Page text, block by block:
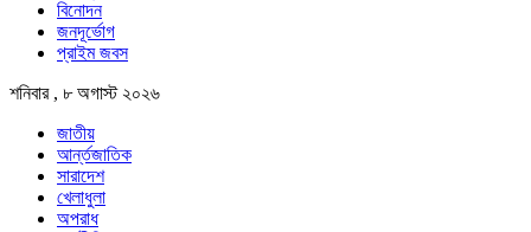
বিনোদন
জনদূর্ভোগ
প্রাইম জবস
শনিবার , ৮ অগাস্ট ২০২৬
জাতীয়
আর্ন্তজাতিক
সারাদেশ
খেলাধুলা
অপরাধ